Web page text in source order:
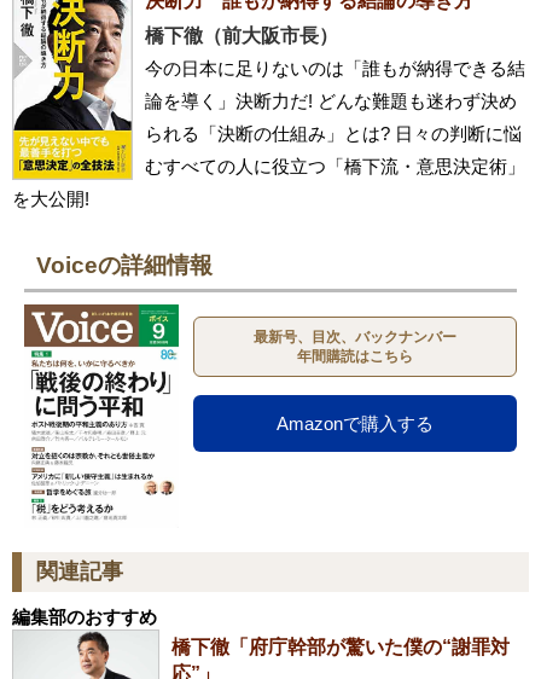
橋下徹（前大阪市長）
今の日本に足りないのは「誰もが納得できる結
論を導く」決断力だ! どんな難題も迷わず決め
られる「決断の仕組み」とは? 日々の判断に悩
むすべての人に役立つ「橋下流・意思決定術」
を大公開!
Voiceの詳細情報
最新号、目次、バックナンバー
年間購読はこちら
Amazonで購入する
関連記事
編集部のおすすめ
橋下徹「府庁幹部が驚いた僕の“謝罪対
応”」